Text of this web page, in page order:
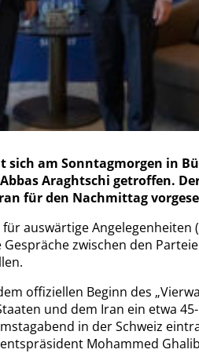
sich am Sonntagmorgen in
Araghtschi getroffen.
für den Nachmittag
auswärtige Angelegenheiten
zwischen den
offiziellen Beginn des
und dem Iran ein etwa
in der Schweiz
Mohammed